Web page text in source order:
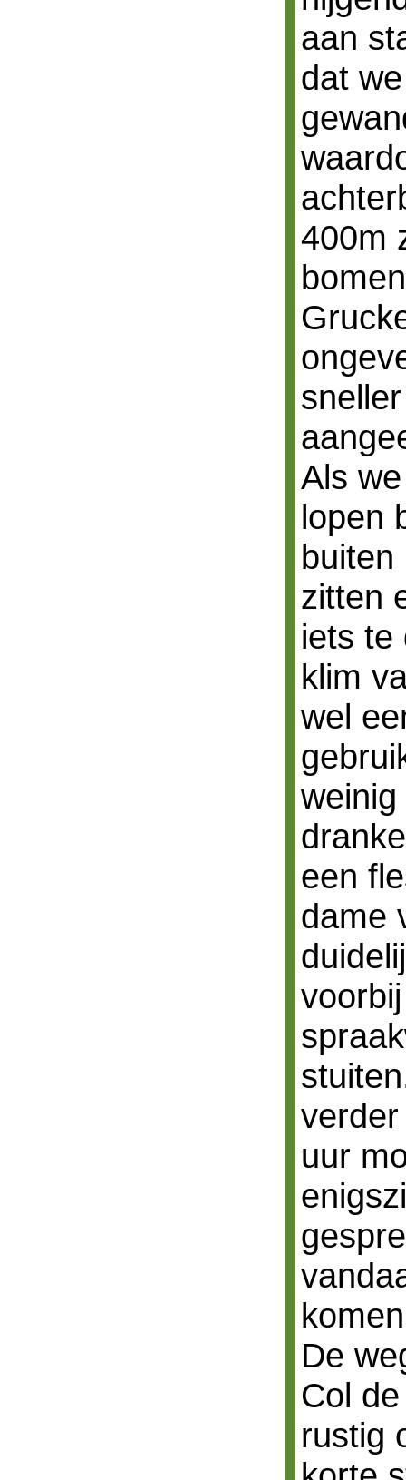
aan
dat
400m
Als
lopen
buiten
zitten
iets te
klim
wel
een
dame
uur
De
Col
rustig